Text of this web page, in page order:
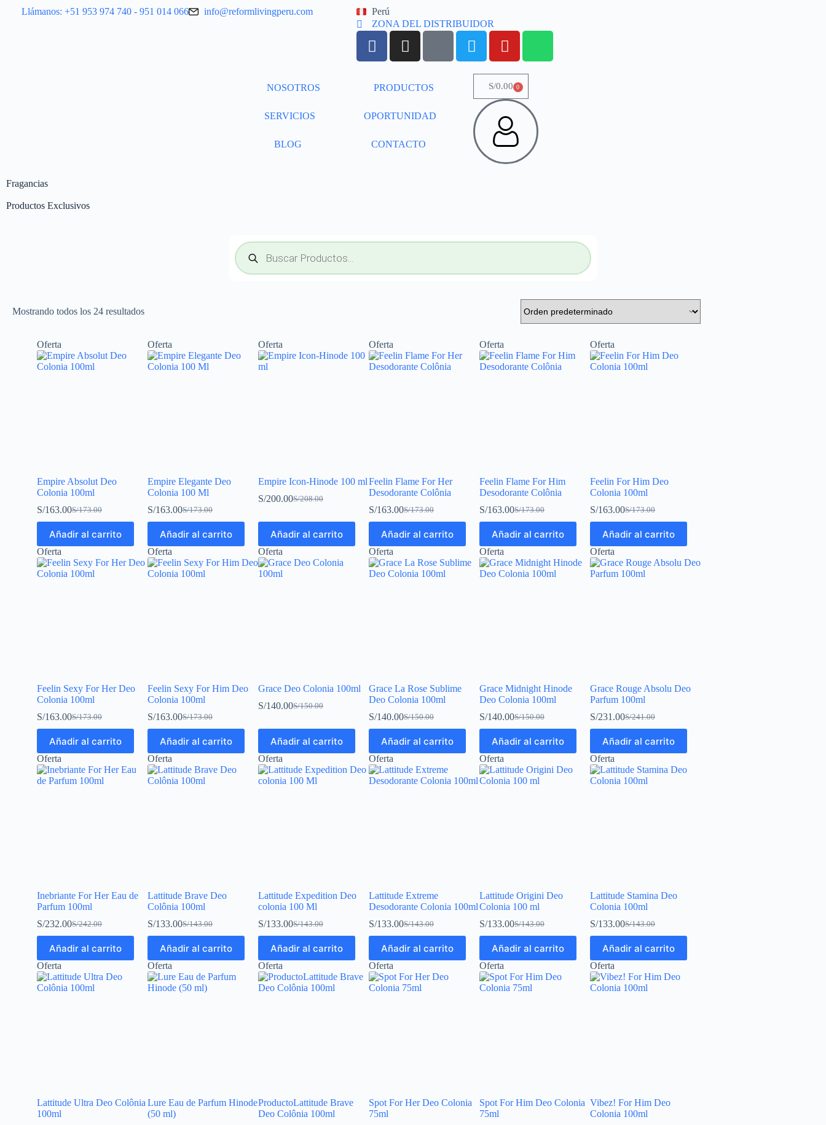
Llámanos: +51 953 974 740 - 951 014 066 info@reformlivingperu.com
Perú
ZONA DEL DISTRIBUIDOR
NOSOTROS PRODUCTOS
SERVICIOS OPORTUNIDAD
BLOG CONTACTO
S/0.00 0
Fragancias
Productos Exclusivos
Mostrando todos los 24 resultados
Oferta
Empire Absolut Deo
Colonia 100ml
S/173.00
S/163.00
Añadir al carrito
Oferta
Empire Elegante Deo
Colonia 100 Ml
S/173.00
S/163.00
Añadir al carrito
Oferta
Empire Icon-Hinode 100 ml
S/208.00
S/200.00
Añadir al carrito
Oferta
Feelin Flame For Her
Desodorante Colônia
S/173.00
S/163.00
Añadir al carrito
Oferta
Feelin Flame For Him
Desodorante Colônia
S/173.00
S/163.00
Añadir al carrito
Oferta
Feelin For Him Deo
Colonia 100ml
S/173.00
S/163.00
Añadir al carrito
Oferta
Feelin Sexy For Her Deo
Colonia 100ml
S/173.00
S/163.00
Añadir al carrito
Oferta
Feelin Sexy For Him Deo
Colonia 100ml
S/173.00
S/163.00
Añadir al carrito
Oferta
Grace Deo Colonia 100ml
S/150.00
S/140.00
Añadir al carrito
Oferta
Grace La Rose Sublime
Deo Colonia 100ml
S/150.00
S/140.00
Añadir al carrito
Oferta
Grace Midnight Hinode
Deo Colonia 100ml
S/150.00
S/140.00
Añadir al carrito
Oferta
Grace Rouge Absolu Deo
Parfum 100ml
S/241.00
S/231.00
Añadir al carrito
Oferta
Inebriante For Her Eau de
Parfum 100ml
S/242.00
S/232.00
Añadir al carrito
Oferta
Lattitude Brave Deo
Colônia 100ml
S/143.00
S/133.00
Añadir al carrito
Oferta
Lattitude Expedition Deo
colonia 100 Ml
S/143.00
S/133.00
Añadir al carrito
Oferta
Lattitude Extreme
Desodorante Colonia 100ml
S/143.00
S/133.00
Añadir al carrito
Oferta
Lattitude Origini Deo
Colonia 100 ml
S/143.00
S/133.00
Añadir al carrito
Oferta
Lattitude Stamina Deo
Colonia 100ml
S/143.00
S/133.00
Añadir al carrito
Oferta
Lattitude Ultra Deo Colônia
100ml
Oferta
Lure Eau de Parfum Hinode
(50 ml)
Oferta
ProductoLattitude Brave
Deo Colônia 100ml
Oferta
Spot For Her Deo Colonia
75ml
Oferta
Spot For Him Deo Colonia
75ml
Oferta
Vibez! For Him Deo
Colonia 100ml